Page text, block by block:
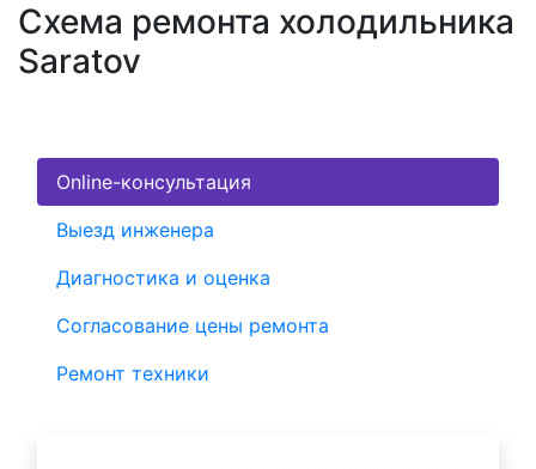
Схема ремонта холодильника
Saratov
Online-консультация
Выезд инженера
Диагностика и оценка
Согласование цены ремонта
Ремонт техники